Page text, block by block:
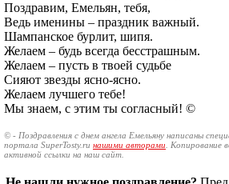
Поздравим, Емельян, тебя,
Ведь именины – праздник важный.
Шампанское бурлит, шипя.
Желаем – будь всегда бесстрашным.
Желаем – пусть в твоей судьбе
Сияют звезды ясно-ясно.
Желаем лучшего тебе!
Мы знаем, с этим ты согласный! ©
© - Поздравления с днем ангела Емельяну написаны
портала SuperTosty.ru нашими авторами . Копирование
активной ссылки на наш сайт.